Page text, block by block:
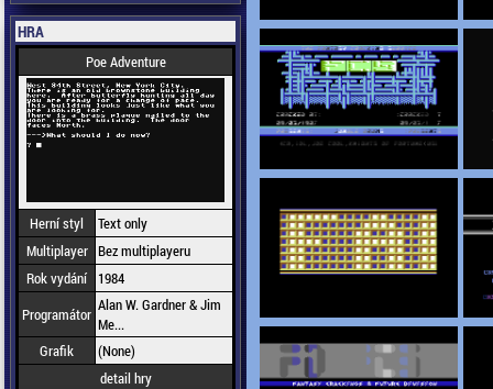
HRA
Poe Adventure
Herní styl
Text only
Multiplayer Bez multiplayeru
Rok vydání
1984
Programátor Alan W. Gardner & Jim
Me...
Grafik
(None)
detail hry